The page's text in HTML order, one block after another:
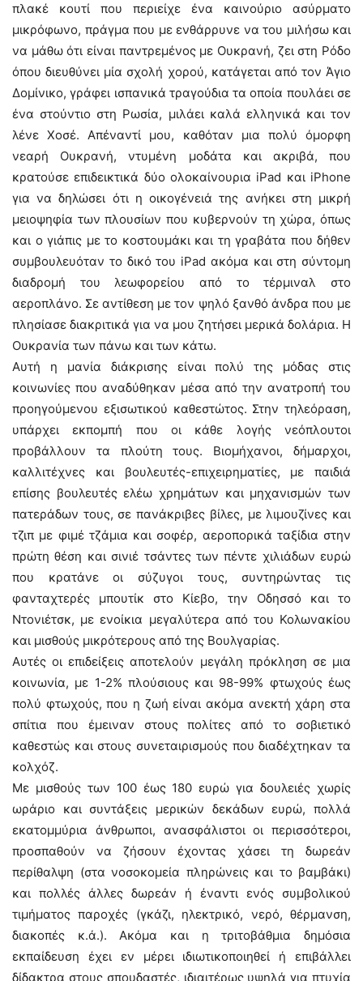
πλακέ κουτί που περιείχε ένα καινούριο ασύρματο
μικρόφωνο, πράγμα που με ενθάρρυνε να του μιλήσω και
να μάθω ότι είναι παντρεμένος με Ουκρανή, ζει στη Ρόδο
όπου διευθύνει μία σχολή χορού, κατάγεται από τον Άγιο
Δομίνικο, γράφει ισπανικά τραγούδια τα οποία πουλάει σε
ένα στούντιο στη Ρωσία, μιλάει καλά ελληνικά και τον
λένε Χοσέ. Απέναντί μου, καθόταν μια πολύ όμορφη
νεαρή Ουκρανή, ντυμένη μοδάτα και ακριβά, που
κρατούσε επιδεικτικά δύο ολοκαίνουρια iPad και iPhone
για να δηλώσει ότι η οικογένειά της ανήκει στη μικρή
μειοψηφία των πλουσίων που κυβερνούν τη χώρα, όπως
και ο γιάπις με το κοστουμάκι και τη γραβάτα που δήθεν
συμβουλευόταν το δικό του iPad ακόμα και στη σύντομη
διαδρομή του λεωφορείου από το τέρμιναλ στο
αεροπλάνο. Σε αντίθεση με τον ψηλό ξανθό άνδρα που με
πλησίασε διακριτικά για να μου ζητήσει μερικά δολάρια. Η
Ουκρανία των πάνω και των κάτω.
Αυτή η μανία διάκρισης είναι πολύ της μόδας στις
κοινωνίες που αναδύθηκαν μέσα από την ανατροπή του
προηγούμενου εξισωτικού καθεστώτος. Στην τηλεόραση,
υπάρχει εκπομπή που οι κάθε λογής νεόπλουτοι
προβάλλουν τα πλούτη τους. Βιομήχανοι, δήμαρχοι,
καλλιτέχνες και βουλευτές-επιχειρηματίες, με παιδιά
επίσης βουλευτές ελέω χρημάτων και μηχανισμών των
πατεράδων τους, σε πανάκριβες βίλες, με λιμουζίνες και
τζιπ με φιμέ τζάμια και σοφέρ, αεροπορικά ταξίδια στην
πρώτη θέση και σινιέ τσάντες των πέντε χιλιάδων ευρώ
που κρατάνε οι σύζυγοι τους, συντηρώντας τις
φανταχτερές μπουτίκ στο Κίεβο, την Οδησσό και το
Ντονιέτσκ, με ενοίκια μεγαλύτερα από του Κολωνακίου
και μισθούς μικρότερους από της Βουλγαρίας.
Αυτές οι επιδείξεις αποτελούν μεγάλη πρόκληση σε μια
κοινωνία, με 1-2% πλούσιους και 98-99% φτωχούς έως
πολύ φτωχούς, που η ζωή είναι ακόμα ανεκτή χάρη στα
σπίτια που έμειναν στους πολίτες από το σοβιετικό
καθεστώς και στους συνεταιρισμούς που διαδέχτηκαν τα
κολχόζ.
Με μισθούς των 100 έως 180 ευρώ για δουλειές χωρίς
ωράριο και συντάξεις μερικών δεκάδων ευρώ, πολλά
εκατομμύρια άνθρωποι, ανασφάλιστοι οι περισσότεροι,
προσπαθούν να ζήσουν έχοντας χάσει τη δωρεάν
περίθαλψη (στα νοσοκομεία πληρώνεις και το βαμβάκι)
και πολλές άλλες δωρεάν ή έναντι ενός συμβολικού
τιμήματος παροχές (γκάζι, ηλεκτρικό, νερό, θέρμανση,
διακοπές κ.ά.). Ακόμα και η τριτοβάθμια δημόσια
εκπαίδευση έχει εν μέρει ιδιωτικοποιηθεί ή επιβάλλει
δίδακτρα στους σπουδαστές, ιδιαιτέρως υψηλά για πτυχία